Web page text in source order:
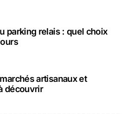
parking relais : quel choix
artisanaux et
découvrir